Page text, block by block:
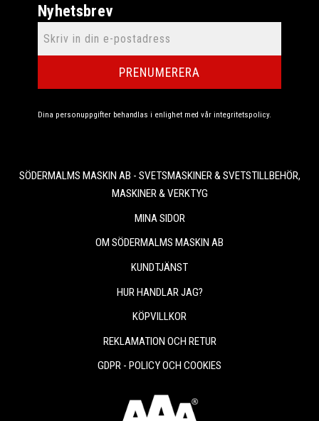
Nyhetsbrev
PRENUMERERA
Dina personuppgifter behandlas i enlighet med vår integritetspolicy.
SÖDERMALMS MASKIN AB - SVETSMASKINER & SVETSTILLBEHÖR,
MASKINER & VERKTYG
MINA SIDOR
OM SÖDERMALMS MASKIN AB
KUNDTJÄNST
HUR HANDLAR JAG?
KÖPVILLKOR
REKLAMATION OCH RETUR
GDPR - POLICY OCH COOKIES